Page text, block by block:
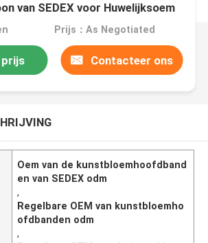
van SEDEX voor Huwelijksoem
Prijs：As Negotiated
Contacteer ons
Oem van de kunstbloemhoofdband
en van SEDEX odm
,
Regelbare OEM van kunstbloemho
ofdbanden odm
,